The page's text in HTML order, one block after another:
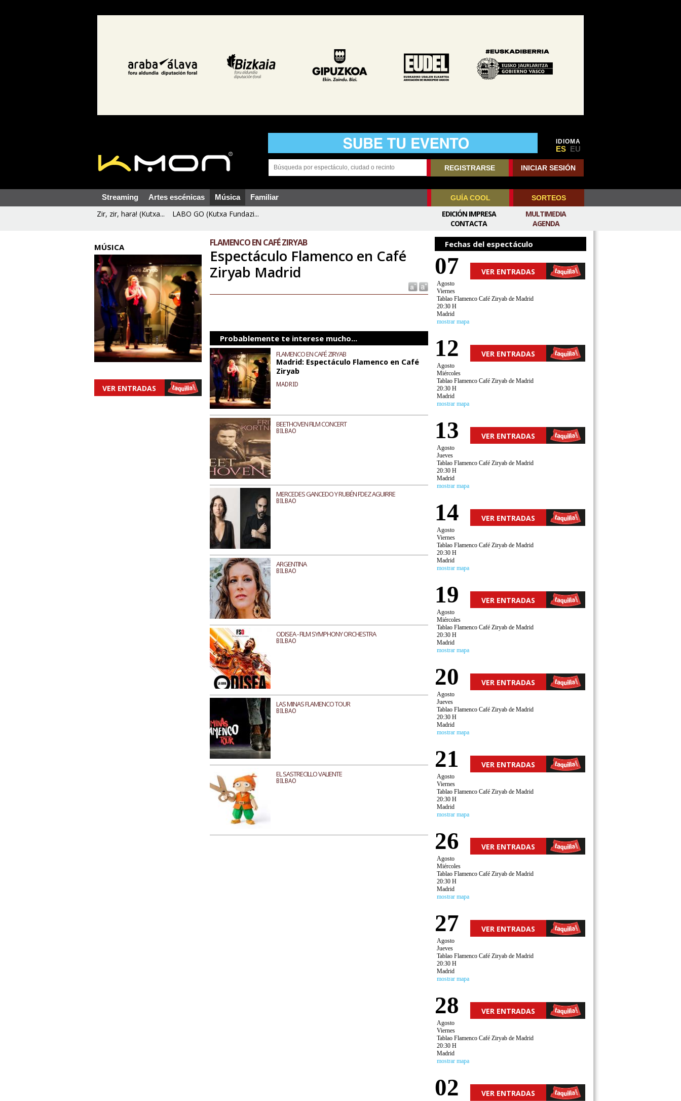
IDIOMA
ES EU
REGISTRARSE INICIAR SESIÓN
Streaming Artes escénicas Música Familiar GUÍA COOL SORTEOS
Zir, zir, hara! (Kutxa... LABO GO (Kutxa Fundazi...
MULTIMEDIA
AGENDA
EDICIÓN IMPRESA
CONTACTA
MÚSICA
VER ENTRADAS
FLAMENCO EN CAFÉ ZIRYAB
Espectáculo Flamenco en Café
Ziryab Madrid
Probablemente te interese mucho...
FLAMENCO EN CAFÉ ZIRYAB
Madrid: Espectáculo Flamenco en Café
Ziryab
MADRID
BEETHOVEN FILM CONCERT
BILBAO
MERCEDES GANCEDO Y RUBÉN FDEZ AGUIRRE
BILBAO
ARGENTINA
BILBAO
ODISEA - FILM SYMPHONY ORCHESTRA
BILBAO
LAS MINAS FLAMENCO TOUR
BILBAO
EL SASTRECILLO VALIENTE
BILBAO
Fechas del espectáculo
07 VER ENTRADAS
Agosto
Viernes
Tablao Flamenco Café Ziryab de Madrid
20:30 H
Madrid
mostrar mapa
12 VER ENTRADAS
Agosto
Miércoles
Tablao Flamenco Café Ziryab de Madrid
20:30 H
Madrid
mostrar mapa
13 VER ENTRADAS
Agosto
Jueves
Tablao Flamenco Café Ziryab de Madrid
20:30 H
Madrid
mostrar mapa
14 VER ENTRADAS
Agosto
Viernes
Tablao Flamenco Café Ziryab de Madrid
20:30 H
Madrid
mostrar mapa
19 VER ENTRADAS
Agosto
Miércoles
Tablao Flamenco Café Ziryab de Madrid
20:30 H
Madrid
mostrar mapa
20 VER ENTRADAS
Agosto
Jueves
Tablao Flamenco Café Ziryab de Madrid
20:30 H
Madrid
mostrar mapa
21 VER ENTRADAS
Agosto
Viernes
Tablao Flamenco Café Ziryab de Madrid
20:30 H
Madrid
mostrar mapa
26 VER ENTRADAS
Agosto
Miércoles
Tablao Flamenco Café Ziryab de Madrid
20:30 H
Madrid
mostrar mapa
27 VER ENTRADAS
Agosto
Jueves
Tablao Flamenco Café Ziryab de Madrid
20:30 H
Madrid
mostrar mapa
28 VER ENTRADAS
Agosto
Viernes
Tablao Flamenco Café Ziryab de Madrid
20:30 H
Madrid
mostrar mapa
02 VER ENTRADAS